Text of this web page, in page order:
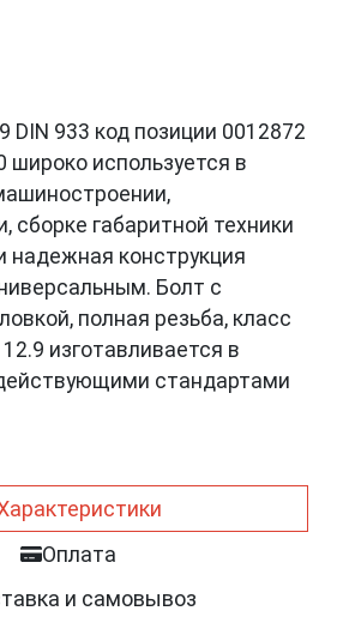
DIN 933 код позиции 0012872
используется в
сборке габаритной техники
надежная конструкция
Болт с
полная резьба, класс
изготавливается в
стандартами
Оплата
и самовывоз